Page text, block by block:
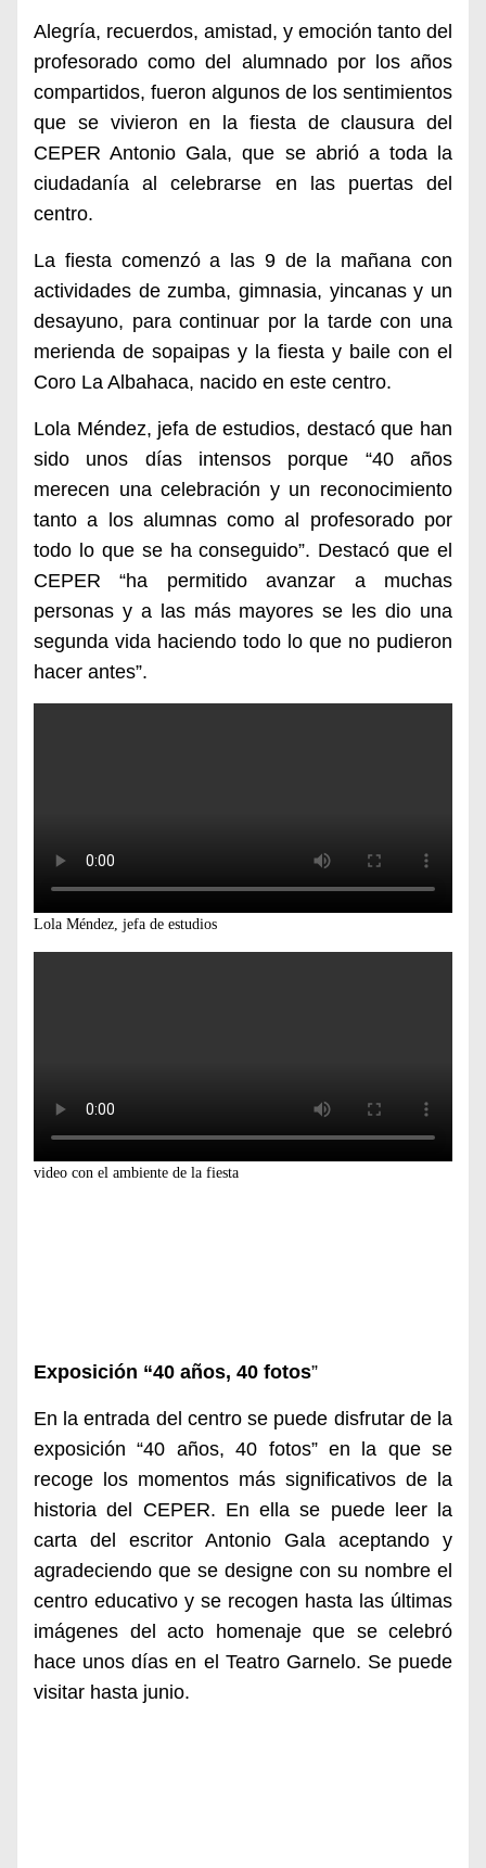
Alegría, recuerdos, amistad, y emoción tanto del
profesorado como del alumnado por los años
compartidos, fueron algunos de los sentimientos
que se vivieron en la fiesta de clausura del
CEPER Antonio Gala, que se abrió a toda la
ciudadanía al celebrarse en las puertas del
centro.
La fiesta comenzó a las 9 de la mañana con
actividades de zumba, gimnasia, yincanas y un
desayuno, para continuar por la tarde con una
merienda de sopaipas y la fiesta y baile con el
Coro La Albahaca, nacido en este centro.
Lola Méndez, jefa de estudios, destacó que han
sido unos días intensos porque “40 años
merecen una celebración y un reconocimiento
tanto a los alumnas como al profesorado por
todo lo que se ha conseguido”. Destacó que el
CEPER “ha permitido avanzar a muchas
personas y a las más mayores se les dio una
segunda vida haciendo todo lo que no pudieron
hacer antes”.
Lola Méndez, jefa de estudios
video con el ambiente de la fiesta
Exposición “40 años, 40 fotos”
En la entrada del centro se puede disfrutar de la
exposición “40 años, 40 fotos” en la que se
recoge los momentos más significativos de la
historia del CEPER. En ella se puede leer la
carta del escritor Antonio Gala aceptando y
agradeciendo que se designe con su nombre el
centro educativo y se recogen hasta las últimas
imágenes del acto homenaje que se celebró
hace unos días en el Teatro Garnelo. Se puede
visitar hasta junio.